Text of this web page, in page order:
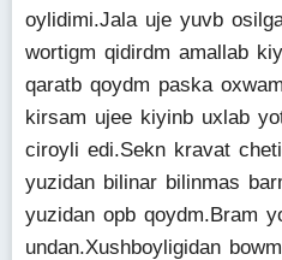
oylidimi.Jala uje yuvb
wortigm qidirdm amallab
qaratb qoydm paska
kirsam ujee kiyinb uxlab
ciroyli edi.Sekn kravat
yuzidan bilinar bilinmas
yuzidan opb qoydm.Bram
undan.Xushboyligidan